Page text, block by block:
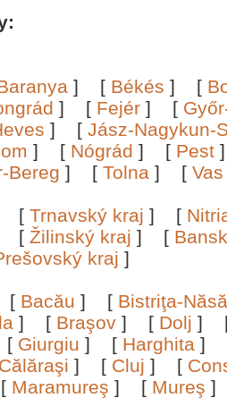
] [ Békés ] [
] [ Fejér ] [
] [ Jász-Nagykun-
] [ Nógrád ] [ Pest
Bereg ] [ Tolna ] [ Vas
[ Trnavský kraj ] [
[ Žilinský kraj ] [
kraj ]
[ Bacău ] [ Bistriţa-
] [ Braşov ] [ Dolj ]
[ Giurgiu ] [ Harghita ]
Călăraşi ] [ Cluj ] [
[ Maramureş ] [ Mureş